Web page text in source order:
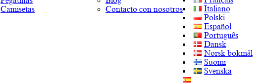
Camisetas
Contacto con nosotros
Italiano
Polski
Español
Português
Dansk
Norsk bokmål
Suomi
Svenska